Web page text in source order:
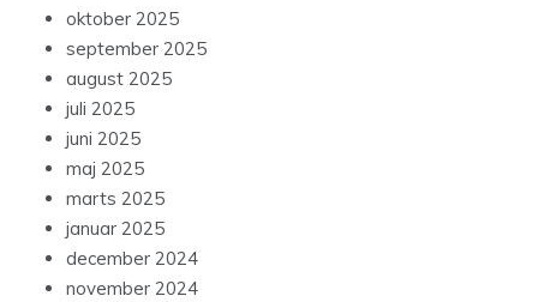
oktober 2025
september 2025
august 2025
juli 2025
juni 2025
maj 2025
marts 2025
januar 2025
december 2024
november 2024